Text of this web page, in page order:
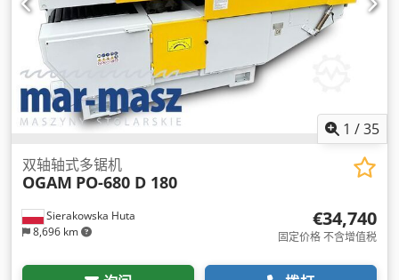
1 /35
Sierakowska Huta
8,696 km
双轴轴式多锯机
OGAM PO-680 D 180
€34,740
固定价格 不含增值税